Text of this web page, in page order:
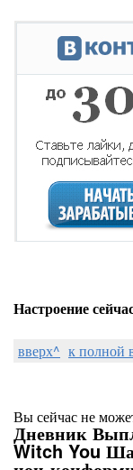
Настроение
вверх^ к полной
Вы сейчас не
Дневник
Witch You